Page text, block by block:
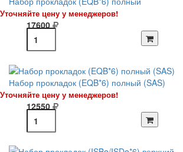
Уточняйте цену у менеджеров!
17600
Набор прокладок (EQB*6) полный (SAS)
Уточняйте цену у менеджеров!
12550